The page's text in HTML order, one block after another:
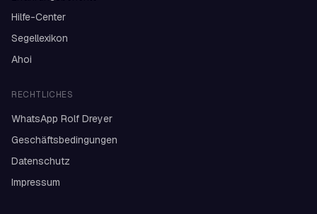
Hilfe-Center
Segellexikon
Ahoi
RECHTLICHES
WhatsApp Rolf Dreyer
Geschäftsbedingungen
Datenschutz
Impressum